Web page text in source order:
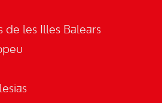
de les Illes Balears